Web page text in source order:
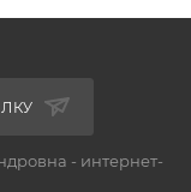
- интернет-